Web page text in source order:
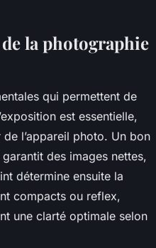
la photographie
qui permettent de
est essentielle,
l’appareil photo. Un bon
des images nettes,
détermine ensuite la
compacts ou reflex,
une clarté optimale selon